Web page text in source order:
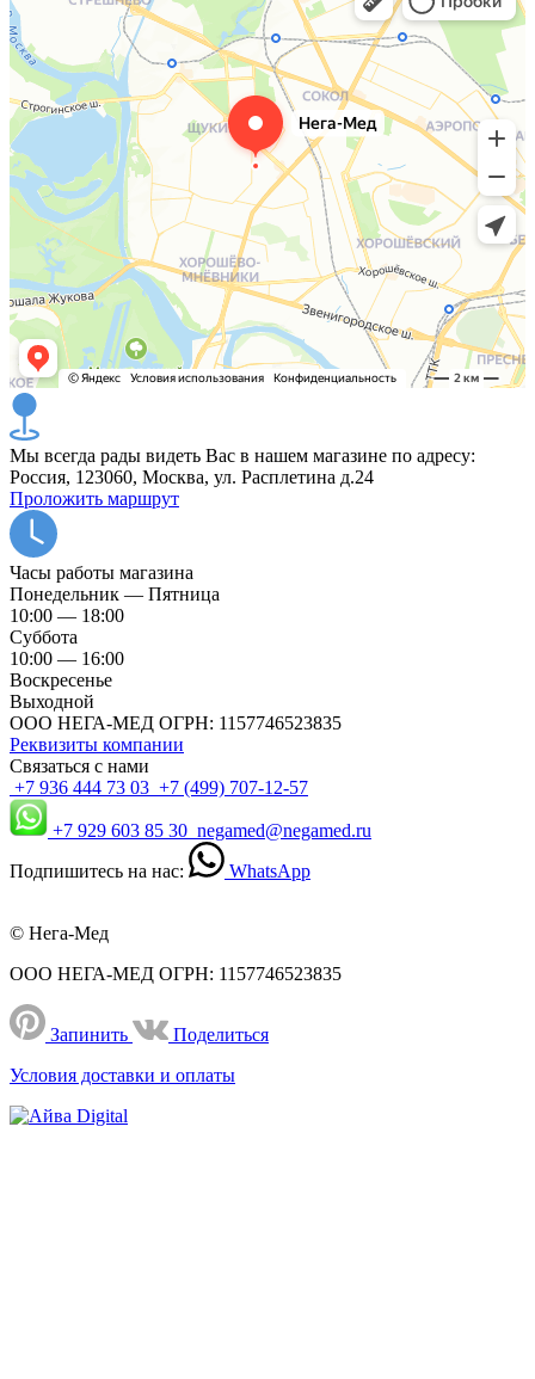
Мы всегда рады видеть Вас в нашем магазине по адресу:
Россия, 123060, Москва, ул. Расплетина д.24
Проложить маршрут
Часы работы магазина
Понедельник — Пятница
10:00 — 18:00
Суббота
10:00 — 16:00
Воскресенье
Выходной
ООО НЕГА-МЕД ОГРН: 1157746523835
Реквизиты компании
Связаться с нами
+7 936 444 73 03 +7 (499) 707-12-57
+7 929 603 85 30 negamed@negamed.ru
Подпишитесь на нас:
WhatsApp
© Нега-Мед
ООО НЕГА-МЕД ОГРН: 1157746523835
Запинить
Поделиться
Условия доставки и оплаты